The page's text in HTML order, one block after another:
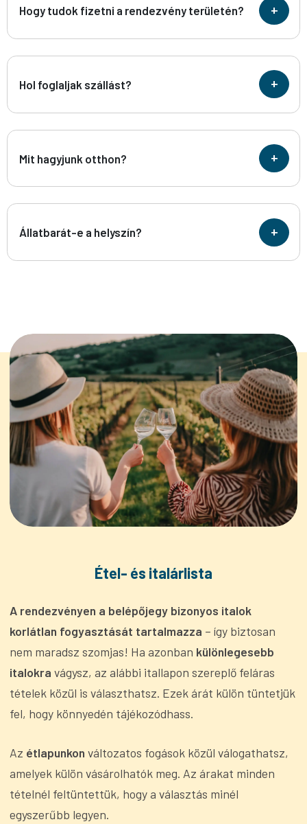
Hogy tudok fizetni a rendezvény területén? +
Hol foglaljak szállást? +
Mit hagyjunk otthon? +
Állatbarát-e a helyszín? +
Étel- és italárlista
A rendezvényen a belépőjegy bizonyos italok
korlátlan fogyasztását tartalmazza – így biztosan
nem maradsz szomjas! Ha azonban különlegesebb
italokra vágysz, az alábbi itallapon szereplő feláras
tételek közül is választhatsz. Ezek árát külön tüntetjük
fel, hogy könnyedén tájékozódhass.
Az étlapunkon változatos fogások közül válogathatsz,
amelyek külön vásárolhatók meg. Az árakat minden
tételnél feltüntettük, hogy a választás minél
egyszerűbb legyen.